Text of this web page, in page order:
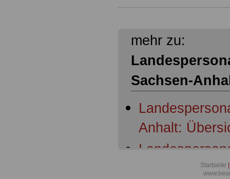
mehr zu:
Sachsen-
Anhalt:
Anhalt: § 1Startseite